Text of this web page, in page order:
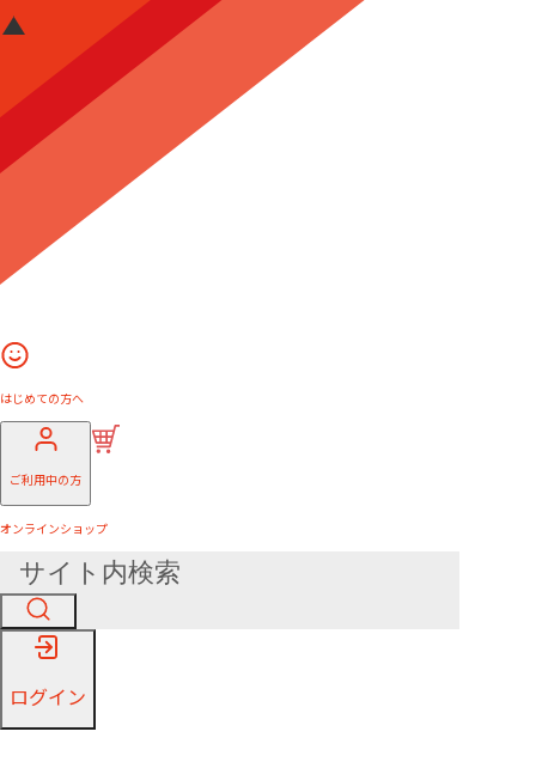
はじめての方へ
ご利用中の方
オンラインショップ
ログイン